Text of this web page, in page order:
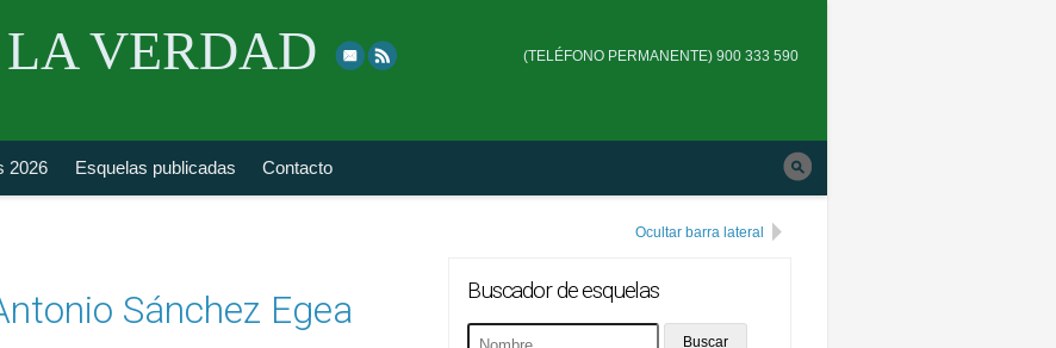
VERDAD
to
top
main
(TELÉFONO PERMANENTE) 900 333 590
2026 Esquelas publicadas Contacto
Sánchez Egea
Ocultar barra lateral
Buscador de esquelas
Buscar